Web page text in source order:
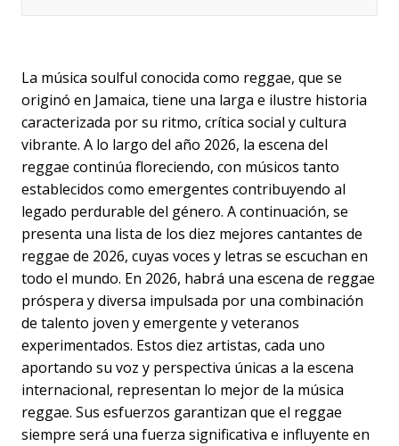
La música soulful conocida como reggae, que se
originó en Jamaica, tiene una larga e ilustre historia
caracterizada por su ritmo, crítica social y cultura
vibrante. A lo largo del año 2026, la escena del
reggae continúa floreciendo, con músicos tanto
establecidos como emergentes contribuyendo al
legado perdurable del género. A continuación, se
presenta una lista de los diez mejores cantantes de
reggae de 2026, cuyas voces y letras se escuchan en
todo el mundo. En 2026, habrá una escena de reggae
próspera y diversa impulsada por una combinación
de talento joven y emergente y veteranos
experimentados. Estos diez artistas, cada uno
aportando su voz y perspectiva únicas a la escena
internacional, representan lo mejor de la música
reggae. Sus esfuerzos garantizan que el reggae
siempre será una fuerza significativa e influyente en